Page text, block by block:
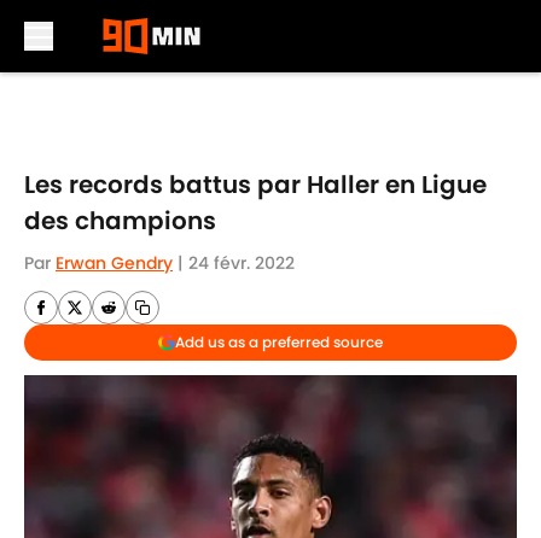
Les records battus par Haller en Ligue
des champions
Par Erwan Gendry | 24 févr. 2022
Add us as a preferred source